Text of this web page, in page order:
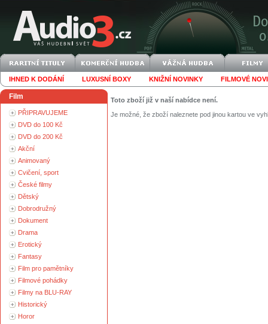
IHNED K DODÁNÍ LUXUSNÍ BOXY KNIŽNÍ NOVINKY FILMOVÉ
Film
PŘIPRAVUJEME
DVD do 100 Kč
DVD do 200 Kč
Akční
Animovaný
Cvičení, sport
České filmy
Dětský
Dobrodružný
Dokument
Drama
Erotický
Fantasy
Film pro pamětníky
Filmové pohádky
Filmy na BLU-RAY
Historický
Horor
Toto zboží již v naší nabídce není.
Je možné, že zboží naleznete pod jinou kartou ve